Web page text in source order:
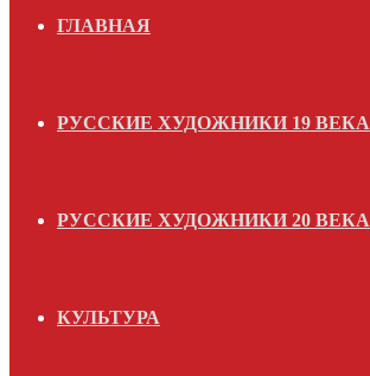
ГЛАВНАЯ
РУССКИЕ ХУДОЖНИКИ 19 ВЕКА
РУССКИЕ ХУДОЖНИКИ 20 ВЕКА
КУЛЬТУРА